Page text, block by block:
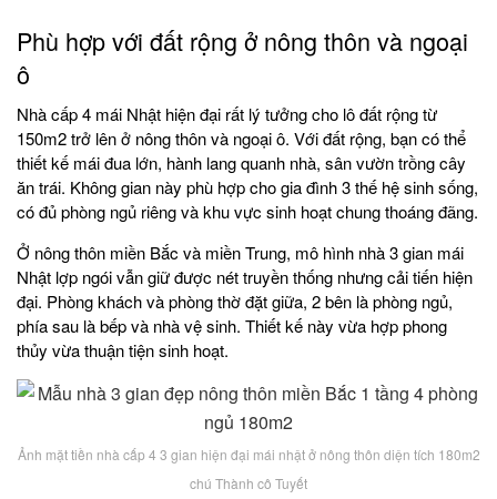
Phù hợp với đất rộng ở nông thôn và ngoại
ô
Nhà cấp 4 mái Nhật hiện đại rất lý tưởng cho lô đất rộng từ
150m2 trở lên ở nông thôn và ngoại ô. Với đất rộng, bạn có thể
thiết kế mái đua lớn, hành lang quanh nhà, sân vườn trồng cây
ăn trái. Không gian này phù hợp cho gia đình 3 thế hệ sinh sống,
có đủ phòng ngủ riêng và khu vực sinh hoạt chung thoáng đãng.
Ở nông thôn miền Bắc và miền Trung, mô hình nhà 3 gian mái
Nhật lợp ngói vẫn giữ được nét truyền thống nhưng cải tiến hiện
đại. Phòng khách và phòng thờ đặt giữa, 2 bên là phòng ngủ,
phía sau là bếp và nhà vệ sinh. Thiết kế này vừa hợp phong
thủy vừa thuận tiện sinh hoạt.
Ảnh mặt tiền nhà cấp 4 3 gian hiện đại mái nhật ở nông thôn diện tích 180m2
chú Thành cô Tuyết